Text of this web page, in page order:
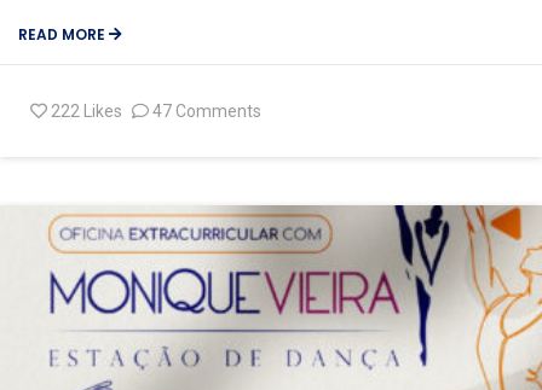
READ MORE
222 Likes 47 Comments